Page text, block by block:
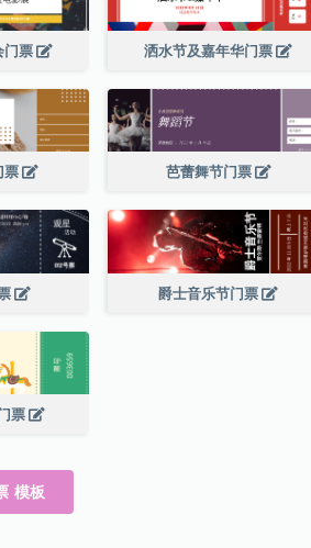
门票 洒水节及嘉年华门票
票 芭蕾舞节门票
爵士音乐节门票
票
模板